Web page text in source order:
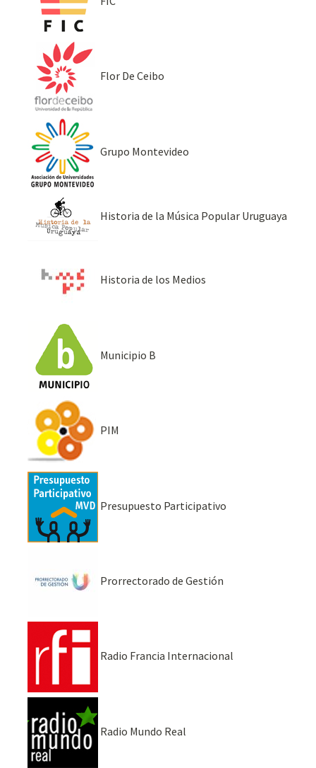
Flor De Ceibo
Grupo Montevideo
Historia de la Música Popular Uruguaya
Historia de los Medios
Municipio B
PIM
Presupuesto Participativo
Prorrectorado de Gestión
Radio Francia Internacional
Radio Mundo Real